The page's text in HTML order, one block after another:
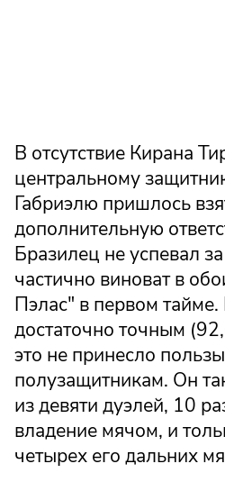
В отсутствие Кирана
центральному
Габриэлю пришлось
дополнительную
Бразилец не успевал
частично виноват в
Пэлас" в первом
достаточно точным
это не принесло
полузащитникам. Он
из девяти дуэлей, 10
владение мячом, и
четырех его дальних